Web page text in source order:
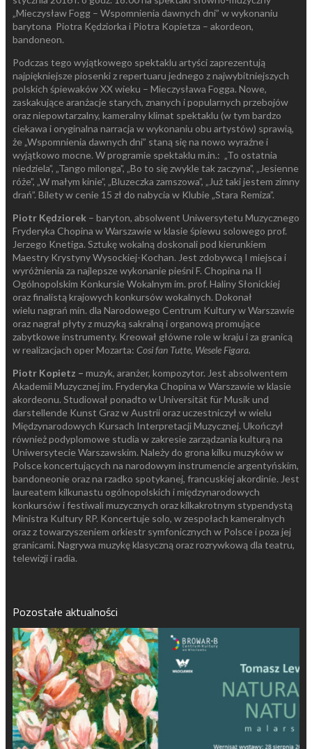
„Mieczysław Fogg – Wspomnienia dawnych dni” w wykonaniu
barytona Piotra Kędziorka i Piotra Kopietza – akordeon,
bandoneon.
Podczas tego wyjątkowego spektaklu artyści zaprezentują
najpiękniejsze piosenki z repertuaru jednego z najwybitniejszych
polskich śpiewaków XX wieku – Mieczysława Fogga. Nowe,
zaskakujące aranżacje starych, znanych i popularnych przebojów
oraz niepowtarzalny, kameralny klimat spektaklu (w tym bardzo
ciekawa i oryginalna narracja w wykonaniu obu artystów) sprawią,
że „Wspomnienia dawnych dni” staną się na nowo wyraźne i
wyjątkowo mocne. W programie spektaklu m.in.: „To ostatnia
niedziela”, „Tango milonga”, „Bo to się zwykle tak zaczyna”, „Jesienne
róże”, „W małym kinie”, „Bluzeczka zamszowa”, „Już taki jestem zimny
drań”. Bilety w cenie 15 zł do nabycia w Klubie „Stara Remiza”.
Piotr Kędziorek – baryton, absolwent Uniwersytetu Muzycznego
Fryderyka Chopina w Warszawie w klasie śpiewu solowego prof.
Jerzego Knetiga. Sztukę wokalną doskonali pod kierunkiem
Maestry Krystyny Wysockiej-Kochan. Jest zdobywcą I miejsca i
wyróżnienia za najlepsze wykonanie pieśni F. Chopina na II
Ogólnopolskim Konkursie Wokalnym im. prof. Haliny Słonickiej
oraz finalistą krajowych konkursów wokalnych. Dokonał
wielu nagrań min. dla Narodowego Centrum Kultury w Warszawie
oraz nagrał płyty z muzyką sakralną i organową promujące
zabytkowe instrumenty. Kreował główne role w kraju i za granicą
w realizacjach oper Mozarta: Cosi fan Tutte, Wesele Figara.
Piotr Kopietz – muzyk, aranżer, kompozytor. Jest absolwentem
Akademii Muzycznej im. Fryderyka Chopina w Warszawie w klasie
akordeonu. Studiował ponadto w Universität für Musik und
darstellende Kunst Graz w Austrii oraz uczestniczył w wielu
Międzynarodowych Kursach Interpretacji Muzycznej. Ukończył
również podyplomowe studia w zakresie zarządzania kulturą na
Uniwersytecie Warszawskim. Należy do grona kilku muzyków w
Polsce koncertujących na narodowym instrumencie argentyńskim,
bandoneonie oraz na rzadko spotykanej, francuskiej akordinie. Jest
laureatem kilkunastu ogólnopolskich i międzynarodowych
konkursów i festiwali muzycznych oraz kilkakrotnym stypendystą
Ministra Kultury RP. Koncertuje solo, w zespołach kameralnych
oraz z towarzyszeniem orkiestr symfonicznych w Polsce i poza jej
granicami. Nagrywa muzykę klasyczną oraz rozrywkową dla teatru,
telewizji i radia.
Pozostałe aktualności